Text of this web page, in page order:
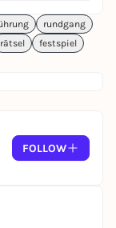
geht es
Mit
Spiel und
ein. Mit
erwacht
Tempo,
rundgang
rätsel
festspiel
FOLLOW